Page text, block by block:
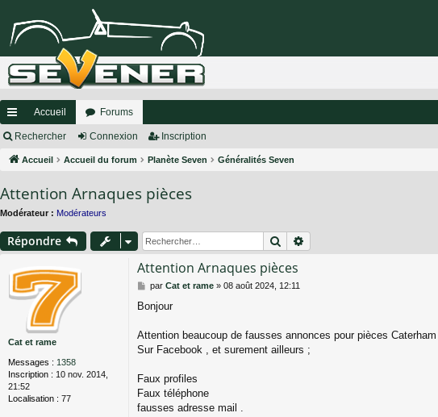
ac
co
ci
s
Accueil Forums
Rechercher Connexion Inscription
Accueil Accueil du forum Planète Seven Généralités Seven
Attention Arnaques pièces
Modérateur : Modérateurs
Répondre Rechercher
Cat et rame
Messages : 1358
Inscription : 10 nov. 2014,
21:52
Localisation : 77
Attention Arnaques pièces
M
s
a
par Cat et rame» 08 août 2024, 12:11
Bonjour
Attention beaucoup de fausses annonces pour pièces Caterham .
Sur Facebook , et surement ailleurs ;
Faux profiles
Faux téléphone
fausses adresse mail .